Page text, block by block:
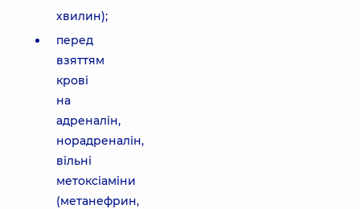
хвилин);
перед
взяттям
крові
на
адреналін,
норадреналін,
вільні
метоксіаміни
(метанефрин,